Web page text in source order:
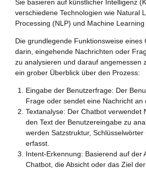
Sie basieren auf künstlicher Intelligenz
verschiedene Technologien wie Natural
Processing (NLP) und Machine Learning
Die grundlegende Funktionsweise eines
darin, eingehende Nachrichten oder
zu analysieren und darauf angemessen
ein grober Überblick über den Prozess:
Eingabe der Benutzerfrage: Der
Frage oder sendet eine Nachricht an
Textanalyse: Der Chatbot verwendet
den Text der Benutzereingabe zu
werden Satzstruktur,
erfasst.
Intent-Erkennung: Basierend auf der
Chatbot, die Absicht oder das Ziel